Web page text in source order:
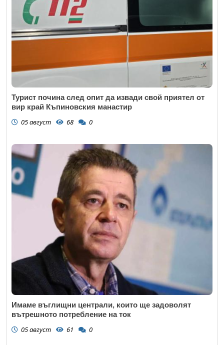
Коментар*
Турист почина след опит да извади свой приятел от
вир край Къпиновския манастир
05 август 68 0
Имаме въглищни централи, които ще задоволят
вътрешното потребление на ток
05 август 61 0